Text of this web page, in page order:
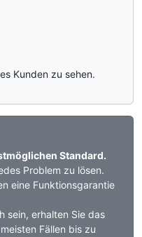
Kunden zu sehen.
Standard.
Problem zu lösen.
eine Funktionsgarantie
sein, erhalten Sie das
Fällen bis zu